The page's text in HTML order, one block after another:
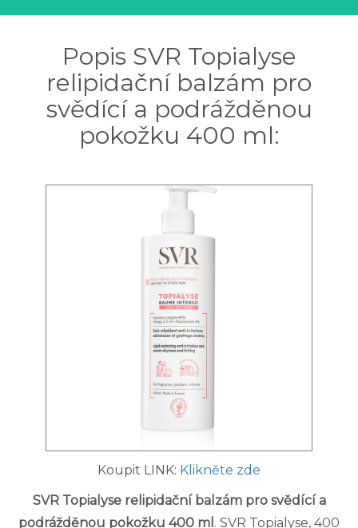
Popis SVR Topialyse
relipidační balzám pro
svědící a podrážděnou
pokožku 400 ml:
Koupit LINK: Klikněte zde
SVR Topialyse relipidační balzám pro svědící a
podrážděnou pokožku 400 ml . SVR Topialyse, 400